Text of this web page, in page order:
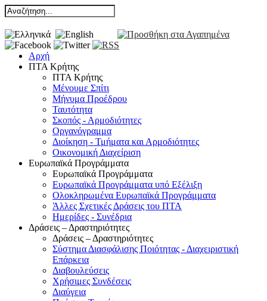
Αρχή
ΠΤΑ Κρήτης
ΠΤΑ Κρήτης
Μένουμε Σπίτι
Μήνυμα Προέδρου
Ταυτότητα
Σκοπός - Αρμοδιότητες
Οργανόγραμμα
Διοίκηση - Τμήματα και Αρμοδιότητες
Οικονομική Διαχείριση
Ευρωπαϊκά Προγράμματα
Ευρωπαϊκά Προγράμματα
Ευρωπαϊκά Προγράμματα υπό Εξέλιξη
Ολοκληρωμένα Ευρωπαϊκά Προγράμματα
Άλλες Σχετικές Δράσεις του ΠΤΑ
Ημερίδες - Συνέδρια
Δράσεις – Δραστηριότητες
Δράσεις – Δραστηριότητες
Σύστημα Διασφάλισης Ποιότητας - Διαχειριστική
Επάρκεια
Διαβουλεύσεις
Χρήσιμες Συνδέσεις
Διαύγεια